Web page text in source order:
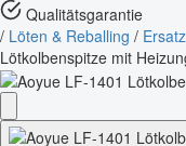
Qualitätsgarantie
/ Löten & Reballing /
Lötkolbenspitze mit